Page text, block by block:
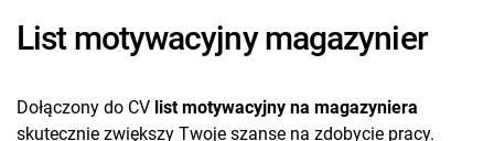
List motywacyjny magazynier
Dołączony do CV list motywacyjny na magazyniera
skutecznie zwiększy Twoje szanse na zdobycie pracy.